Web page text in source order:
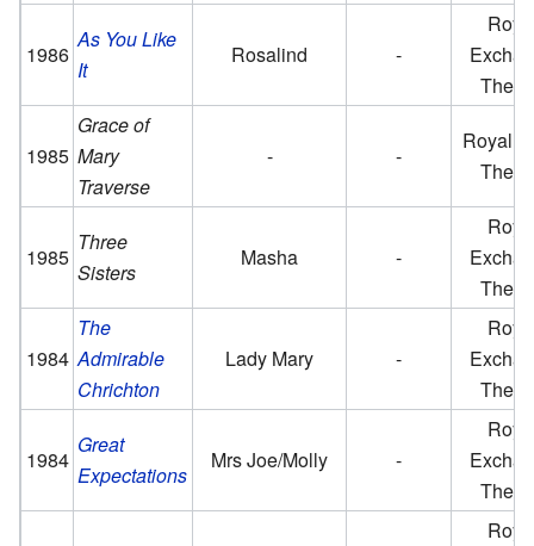
1986
As You Like
It
Rosalind -
1985
Grace of
Mary
Traverse
- -
Royal
1985
Three
Sisters
Masha -
1984
The
Admirable
Chrichton
Lady Mary -
1984
Great
Expectations
Mrs Joe/Molly -